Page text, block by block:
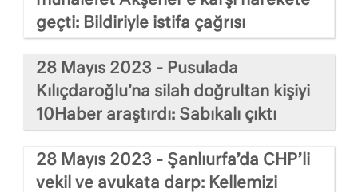
geçti: Bildiriyle istifa çağrısı
28 Mayıs 2023 - Pusulada
Kılıçdaroğlu’na silah doğrultan kişiyi
10Haber araştırdı: Sabıkalı çıktı
28 Mayıs 2023 - Şanlıurfa’da CHP’li
vekil ve avukata darp: Kellemizi